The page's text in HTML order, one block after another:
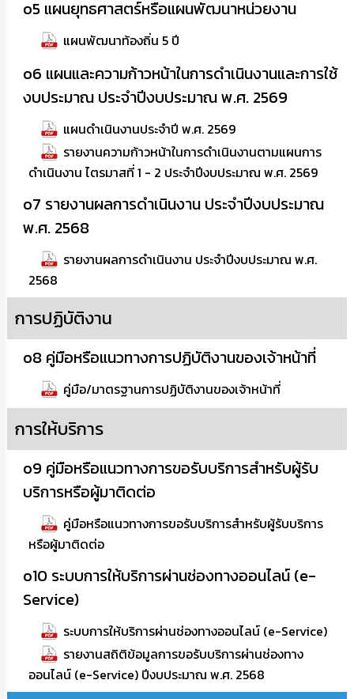
ข้อมูล
การ
o5 แผนยุทธศาสตร์หรือแผนพัฒนาหน่วยงาน
แผนพัฒนาท้องถิ่น 5 ปี
o6 แผนและความก้าวหน้าในการดำเนินงานและการใช้
งบประมาณ ประจำปีงบประมาณ พ.ศ. 2569
แผนดำเนินงานประจำปี พ.ศ. 2569
รายงานความก้าวหน้าในการดำเนินงานตามแผนการ
ดำเนินงาน ไตรมาสที่ 1 - 2 ประจำปีงบประมาณ พ.ศ. 2569
o7 รายงานผลการดำเนินงาน ประจำปีงบประมาณ
พ.ศ. 2568
รายงานผลการดำเนินงาน ประจำปีงบประมาณ พ.ศ.
2568
การปฏิบัติงาน
o8 คู่มือหรือแนวทางการปฏิบัติงานของเจ้าหน้าที่
คู่มือ/มาตรฐานการปฏิบัติงานของเจ้าหน้าที่
การให้บริการ
o9 คู่มือหรือแนวทางการขอรับบริการสำหรับผู้รับ
บริการหรือผู้มาติดต่อ
คู่มือหรือแนวทางการขอรับบริการสำหรับผู้รับบริการ
หรือผู้มาติดต่อ
o10 ระบบการให้บริการผ่านช่องทางออนไลน์ (e-
Service)
ระบบการให้บริการผ่านช่องทางออนไลน์ (e-Service)
รายงานสถิติข้อมูลการขอรับบริการผ่านช่องทาง
ออนไลน์ (e-Service) ปีงบประมาณ พ.ศ. 2568